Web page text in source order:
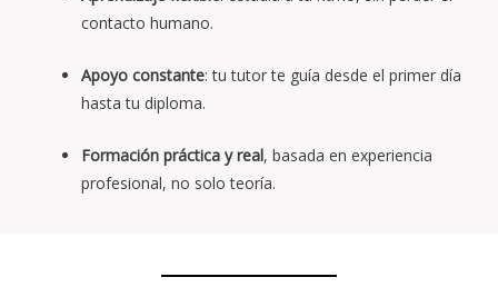
contacto humano.
Apoyo constante: tu tutor te guía desde el primer día
hasta tu diploma.
Formación práctica y real, basada en experiencia
profesional, no solo teoría.